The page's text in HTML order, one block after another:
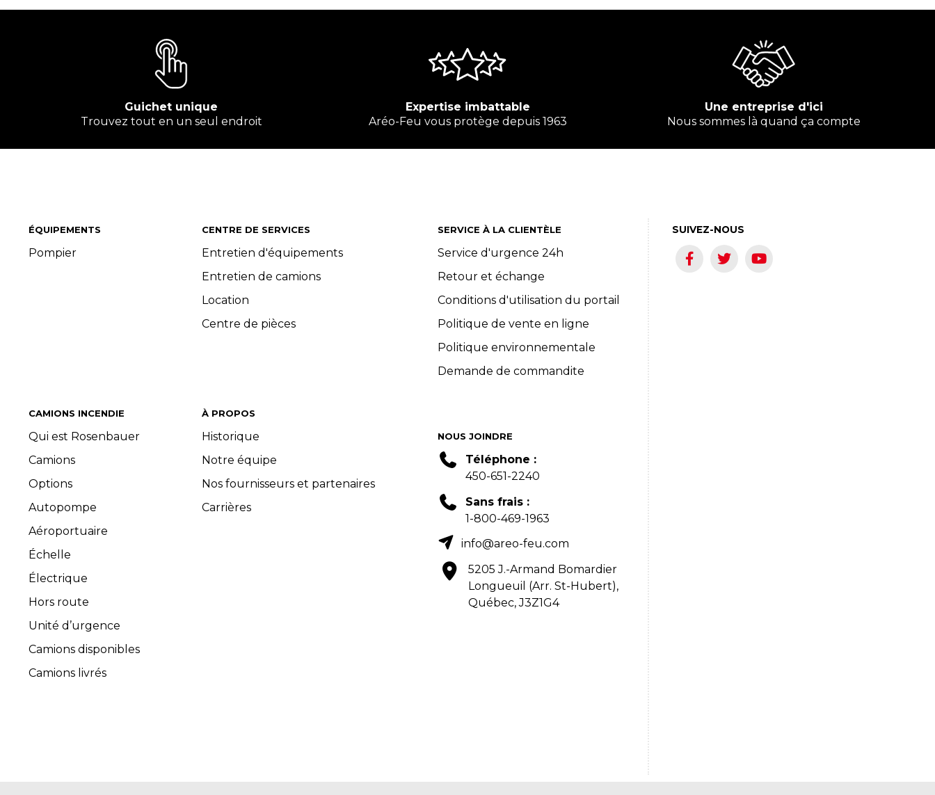
Guichet unique
Trouvez tout en un seul endroit
Expertise imbattable
Aréo-Feu vous protège depuis 1963
Une entreprise d'ici
Nous sommes là quand ça compte
ÉQUIPEMENTS
Pompier
CAMIONS INCENDIE
Qui est Rosenbauer
Camions
Options
Autopompe
Aéroportuaire
Échelle
Électrique
Hors route
Unité d’urgence
Camions disponibles
Camions livrés
CENTRE DE SERVICES
Entretien d'équipements
Entretien de camions
Location
Centre de pièces
À PROPOS
Historique
Notre équipe
Nos fournisseurs et partenaires
Carrières
SERVICE À LA CLIENTÈLE
Service d'urgence 24h
Retour et échange
Conditions d'utilisation du portail
Politique de vente en ligne
Politique environnementale
Demande de commandite
NOUS JOINDRE
Téléphone :
450-651-2240
Sans frais :
1-800-469-1963
info@areo-feu.com
5205 J.-Armand Bomardier
Longueuil (Arr. St-Hubert),
Québec, J3Z1G4
SUIVEZ-NOUS